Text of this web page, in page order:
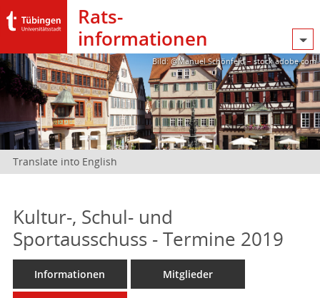
Rats­
informationen
Bild: @Manuel Schönfeld – stock.adobe.com
Translate into English
Kultur-, Schul- und
Sportausschuss - Termine 2019
Informationen Mitglieder